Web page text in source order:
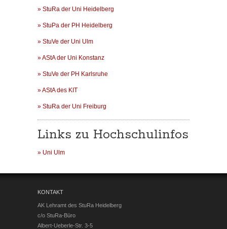
» StuRa der Uni Heidelberg
» StuPa der PH Heidelberg
» StuVe der Uni Ulm
» AStA der Uni Konstanz
» StuVe der PH Karlsruhe
» AStA des KIT
» StuRa der Uni Freiburg
Links zu Hochschulinfos
» Uni Ulm
KONTAKT
AK Lehramt des StuRa Heidelberg
c/o StuRa-Büro
Albert-Ueberle-Str. 3-5